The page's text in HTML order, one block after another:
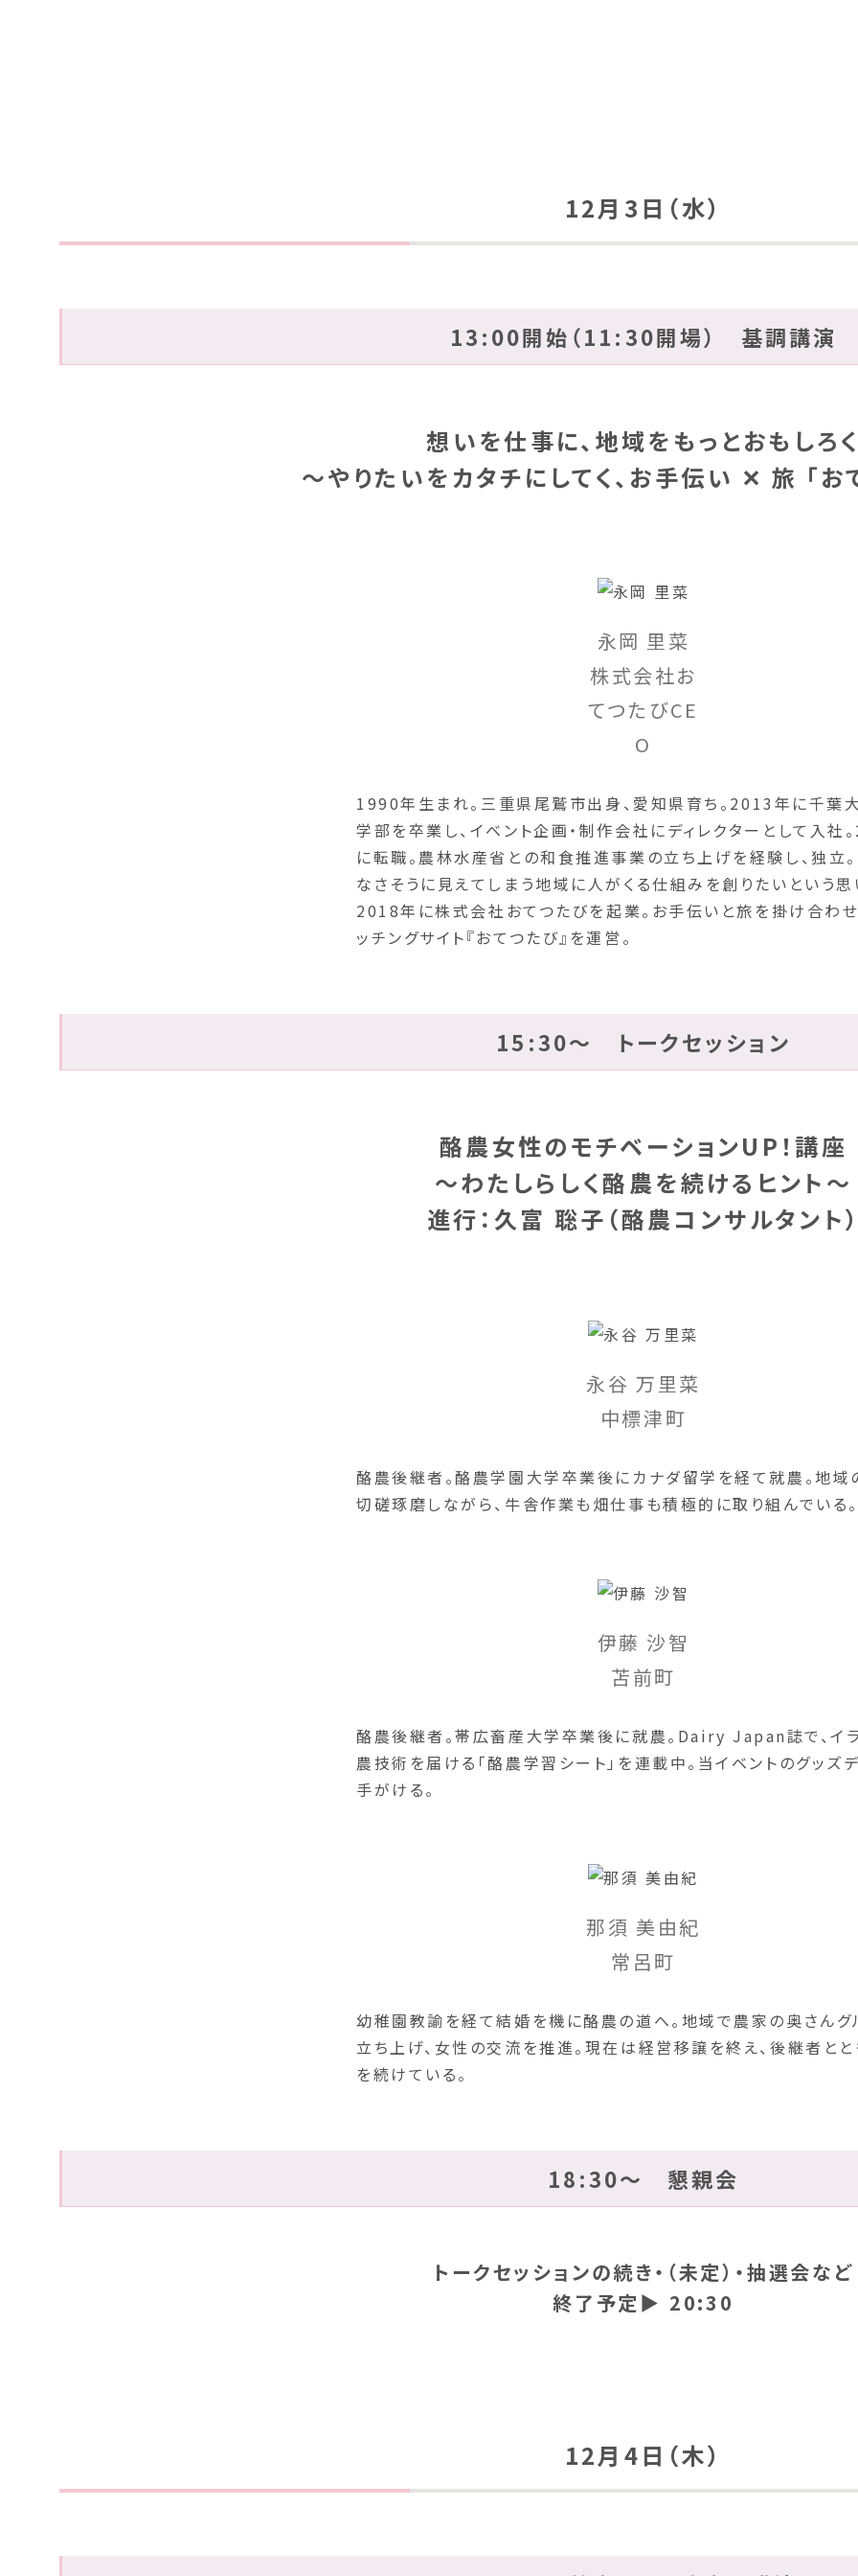
12月3日（水）
13:00開始（11:30開場） 基調講演
想いを仕事に、地域をもっとおもしろく
～やりたいをカタチにしてく、お手伝い ✕ 旅 「お
永岡 里菜
株式会社お
てつたびCE
O
1990年生まれ。三重県尾鷲市出身、愛知県育ち。2013年に千葉
学部を卒業し、イベント企画・制作会社にディレクターとして入社
に転職。農林水産省との和食推進事業の立ち上げを経験し、独立
なさそうに見えてしまう地域に人がくる仕組みを創りたいという思
2018年に株式会社おてつたびを起業。お手伝いと旅を掛け合わ
ッチングサイト『おてつたび』を運営。
15:30～ トークセッション
酪農女性のモチベーションUP！講座
～わたしらしく酪農を続けるヒント～
進行：久富 聡子（酪農コンサルタント）
永谷 万里菜
中標津町
酪農後継者。酪農学園大学卒業後にカナダ留学を経て就農。地域
切磋琢磨しながら、牛舎作業も畑仕事も積極的に取り組んでいる。
伊藤 沙智
苫前町
酪農後継者。帯広畜産大学卒業後に就農。Dairy Japan誌で、イ
農技術を届ける「酪農学習シート」を連載中。当イベントのグッズ
手がける。
那須 美由紀
常呂町
幼稚園教諭を経て結婚を機に酪農の道へ。地域で農家の奥さんグ
立ち上げ、女性の交流を推進。現在は経営移譲を終え、後継者と
を続けている。
18:30～ 懇親会
トークセッションの続き・（未定）・抽選会など
終了予定▶ 20:30
12月4日（木）